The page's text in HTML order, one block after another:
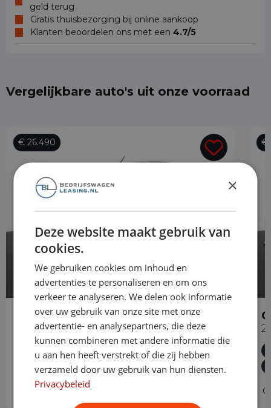
geld terug
Gratis thuisbezorging bij online aankoop
Klanten beoordelen ons met een 4.7/5
Vergelijkbare auto's uit onze voorraad
€ 26.490
Opel Combo
1.5 BlueHDi 130PK L2 Automaat
Automaat 20.883 km
2024
Geldrop
L2H1
Operational lease
€
×
Deze website maakt gebruik van
cookies.
We gebruiken cookies om inhoud en
advertenties te personaliseren en om ons
verkeer te analyseren. We delen ook informatie
over uw gebruik van onze site met onze
advertentie- en analysepartners, die deze
kunnen combineren met andere informatie die
u aan hen heeft verstrekt of die zij hebben
verzameld door uw gebruik van hun diensten.
Privacybeleid